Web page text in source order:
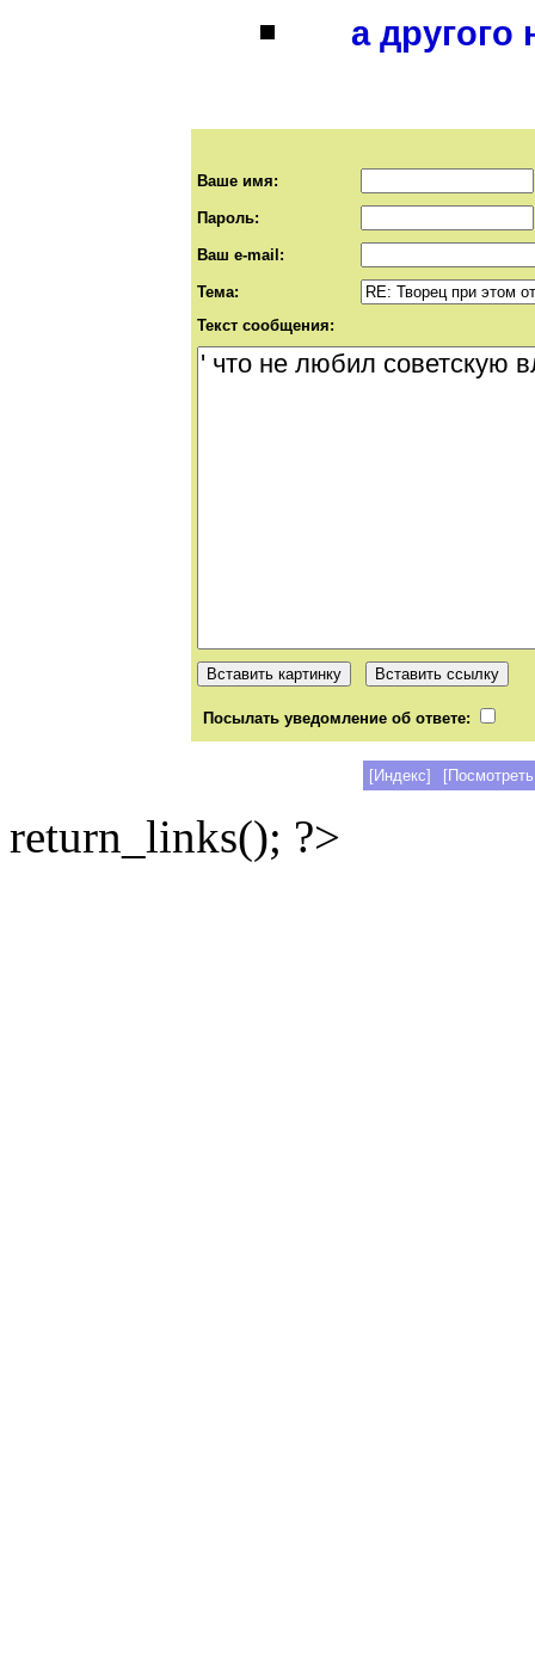
а другого
Ваше имя:
Пароль:
Ваш e-mail:
Тема:
Текст сообщения:
Посылать уведомление об ответе:
[Индекс]
return_links(); ?>